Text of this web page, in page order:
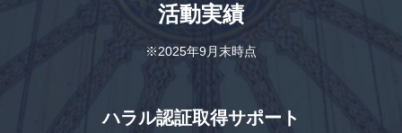
活動実績
※2025年9月末時点
ハラル認証取得サポート